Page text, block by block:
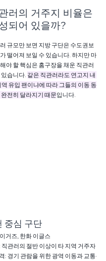
러의 거주지 비율은
되어 있을까?
규모만 보면 지방 구단은 수도권보
떨어져 보일 수 있습니다. 하지만 마
야 할 핵심은 홈구장을 채운 직관러
습니다. 같은 직관러라도 연고지 내
유입 팬이냐에 따라 그들의 이동 동
전히 달라지기 때문입니다.
중심 구단
거즈, 한화 이글스
관러의 절반 이상이 타 지역 거주자
: 경기 관람을 위한 광역 이동과 교통·